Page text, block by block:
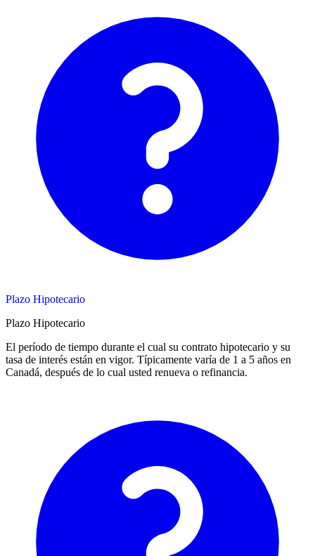
Plazo Hipotecario
Plazo Hipotecario
El período de tiempo durante el cual su contrato hipotecario y su
tasa de interés están en vigor. Típicamente varía de 1 a 5 años en
Canadá, después de lo cual usted renueva o refinancia.